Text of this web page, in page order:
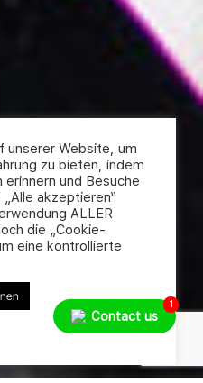
unserer Website, um
zu bieten, indem
erinnern und Besuche
akzeptieren“
ALLER
die „Cookie-
eine kontrollierte
Contact us
1